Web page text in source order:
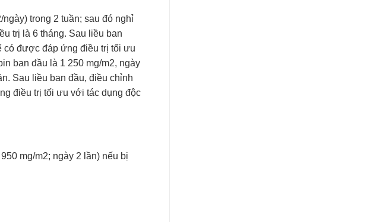
trong 2 tuần; sau đó nghỉ
trị là 6 tháng. Sau liều ban
có được đáp ứng điều trị tối ưu
ban đầu là 1 250 mg/m2, ngày
Sau liều ban đầu, điều chỉnh
điều trị tối ưu với tác dụng độc
mg/m2; ngày 2 lần) nếu bị